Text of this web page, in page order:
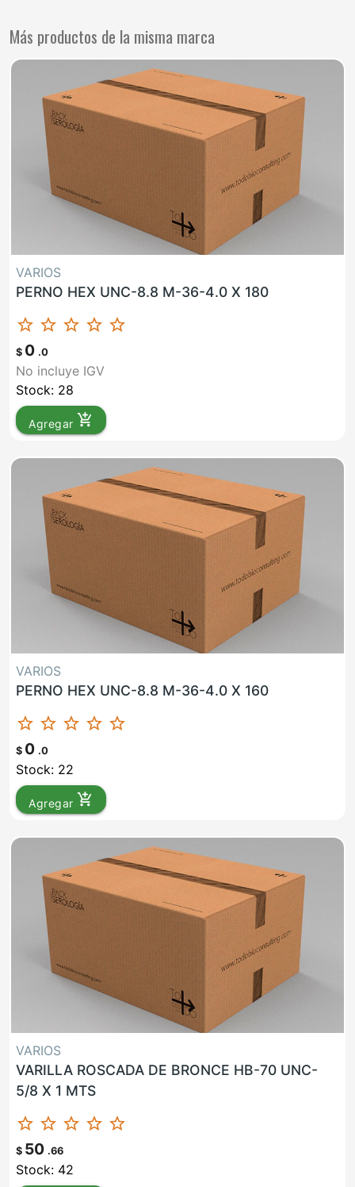
Más productos de la misma marca
VARIOS
PERNO HEX UNC-8.8 M-36-4.0 X 180
star_border star_border star_border star_border star_border
$ 0 .0
No incluye IGV
Stock: 28
Agregar add_shopping_cart
VARIOS
PERNO HEX UNC-8.8 M-36-4.0 X 160
star_border star_border star_border star_border star_border
$ 0 .0
Stock: 22
Agregar add_shopping_cart
VARIOS
VARILLA ROSCADA DE BRONCE HB-70 UNC-
5/8 X 1 MTS
star_border star_border star_border star_border star_border
$ 50 .66
Stock: 42